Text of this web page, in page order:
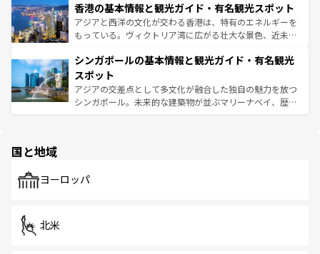
とつ。フォーやバインミー、ベトナムコーヒーなどは、ぜ
ひ現地で味わいたい。どの地域を訪れてもあたたかい人々
が旅行者を迎えてくれるので、きっと忘れられない旅にな
参照してほしい。
の活気が交差している。北部ではチェンマイなどの山岳地
帯で自然と触れ合い、南部ではプーケットやクラビの美し
いビーチでリゾート気分を楽しむことができる。タイ料理
激する。気候は一年中温暖で、どの季節にも異なる楽しみ
が待っている。親しみやすいタイの人々、仏教を中心とし
た文化、そして多様な観光資源が、訪れる旅人を魅了し続
ける。 なお、新着のタイ情報はコンテンツ一覧を参照して
香港の基本情報と観光ガイド・有名観光スポット
アジアと西洋の文化が交わる香港は、特有のエネルギーを
もっている。ヴィクトリア湾に広がる壮大な景色、近未来
み、どこを訪れても感動するはず。観光スポットが密集し
ており、効率よく見どころを回れるのも魅力。息をのむよ
うな絶景から文化的な体験まで、香港を存分に楽しみ尽く
そう。 なお、新着の香港情報はコンテンツ一覧を参照して
シンガポールの基本情報と観光ガイド・有名観光
スポット
アジアの交差点として多文化が融合した独自の魅力を放つ
シンガポール。未来的な建築物が並ぶマリーナベイ、歴史
で、ホーカーズは地元の風情を楽しめる外せないスポット
国と地域
ヨーロッパ
北米